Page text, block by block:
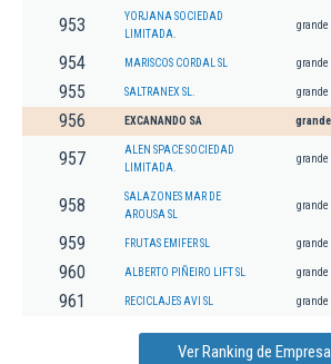
953
YORJANA SOCIEDAD
LIMITADA.
grande
954 MARISCOS CORDAL SL grande
955 SALTRANEX SL. grande
956 EXCANANDO SA grande
957
ALEN SPACE SOCIEDAD
LIMITADA.
grande
958
SALAZONES MAR DE
AROUSA SL
grande
959 FRUTAS EMIFER SL grande
960 ALBERTO PIÑEIRO LIFT SL grande
961 RECICLAJES AVI SL grande
Ver Ranking de